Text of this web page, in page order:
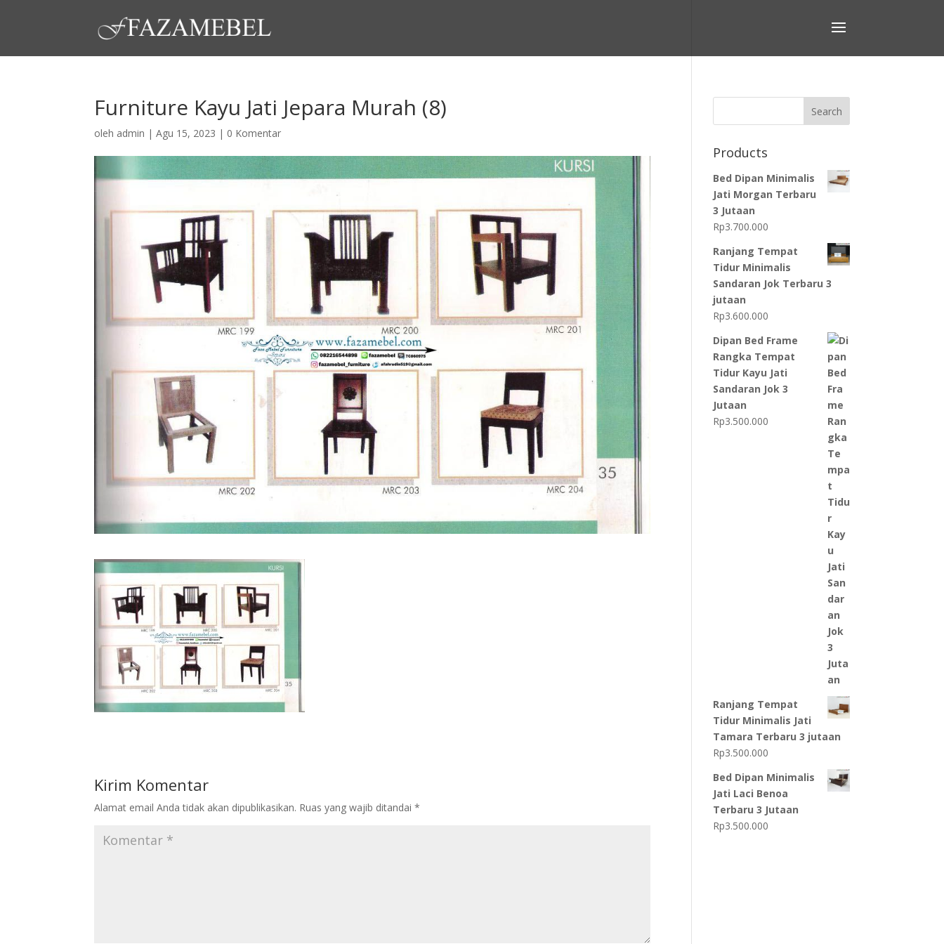
Furniture Kayu Jati Jepara Murah (8)
oleh admin |Agu 15, 2023 | 0 Komentar
Kirim Komentar
Alamat email Anda tidak akan dipublikasikan. Ruas yang wajib ditandai*
Search
Products
Bed Dipan Minimalis
Jati Morgan Terbaru
3 Jutaan
Rp3.700.000
Ranjang Tempat
Tidur Minimalis
Sandaran Jok Terbaru 3
jutaan
Rp3.600.000
Dipan Bed Frame
Rangka Tempat
Tidur Kayu Jati
Sandaran Jok 3
Jutaan
Rp3.500.000
Ranjang Tempat
Tidur Minimalis Jati
Tamara Terbaru 3 jutaan
Rp3.500.000
Bed Dipan Minimalis
Jati Laci Benoa
Terbaru 3 Jutaan
Rp3.500.000